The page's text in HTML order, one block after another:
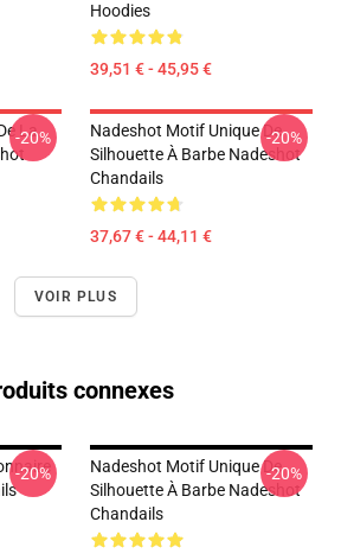
Hoodies
39,51 € - 45,95 €
La
-20%
Nadeshot Motif Unique De
Silhouette À Barbe Nadeshot
Chandails
37,67 € - 44,11 €
-20%
VOIR PLUS
connexes
-20%
Nadeshot Motif Unique De
Silhouette À Barbe Nadeshot
Chandails
-20%